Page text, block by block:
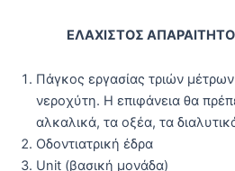
ΕΛΑΧΙΣΤΟΣ
Πάγκος εργασίας τριών
νεροχύτη. Η επιφάνεια θα
αλκαλικά, τα οξέα, τα
Οδοντιατρική έδρα
Unit (βασική μονάδα)